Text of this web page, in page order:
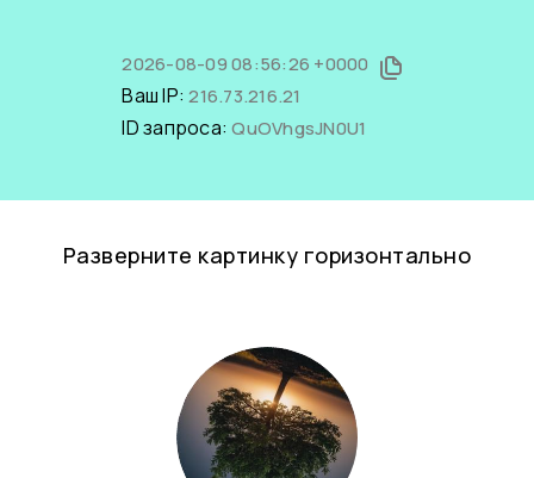
2026-08-09 08:56:26 +0000
Ваш IP:216.73.216.21
ID запроса:QuOVhgsJN0U1
Разверните картинку горизонтально